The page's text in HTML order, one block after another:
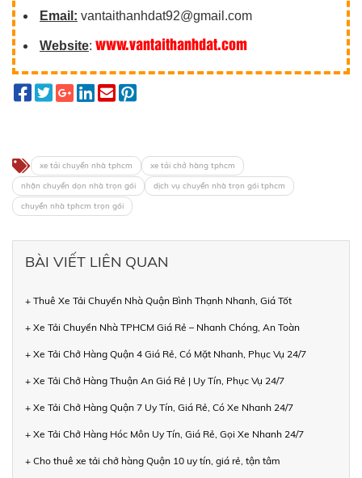
Email: vantaithanhdat92@gmail.com
Website: www.vantaithanhdat.com
xe tải chuyển nhà tphcm
xe tải chở hàng tphcm
nhận chuyển dọn nhà trọn gói
dịch vụ chuyển nhà trọn gói tphcm
chuyển nhà tphcm trọn gói
BÀI VIẾT LIÊN QUAN
+ Thuê Xe Tải Chuyển Nhà Quận Bình Thạnh Nhanh, Giá Tốt
+ Xe Tải Chuyển Nhà TPHCM Giá Rẻ – Nhanh Chóng, An Toàn
+ Xe Tải Chở Hàng Quận 4 Giá Rẻ, Có Mặt Nhanh, Phục Vụ 24/7
+ Xe Tải Chở Hàng Thuận An Giá Rẻ | Uy Tín, Phục Vụ 24/7
+ Xe Tải Chở Hàng Quận 7 Uy Tín, Giá Rẻ, Có Xe Nhanh 24/7
+ Xe Tải Chở Hàng Hóc Môn Uy Tín, Giá Rẻ, Gọi Xe Nhanh 24/7
+ Cho thuê xe tải chở hàng Quận 10 uy tín, giá rẻ, tận tâm